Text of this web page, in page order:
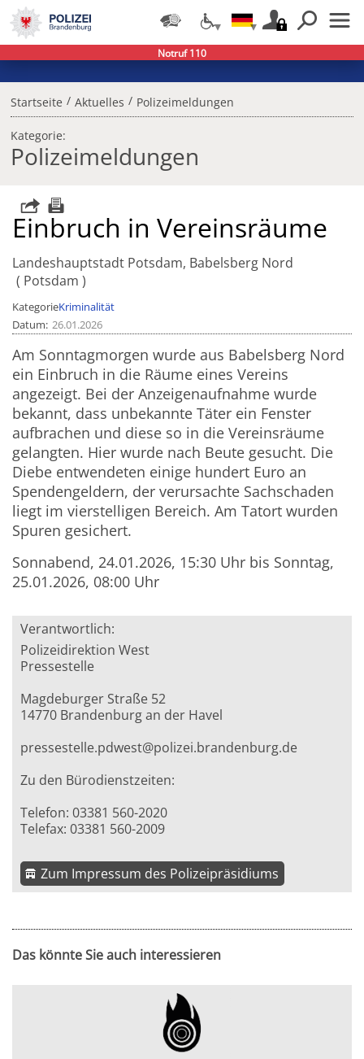
Startseite / Aktuelles / Polizeimeldungen
Kategorie:
Polizeimeldungen
Einbruch in Vereinsräume
Landeshauptstadt Potsdam, Babelsberg Nord
Potsdam
KategorieKriminalität
Datum 26.01.2026
Am Sonntagmorgen wurde aus Babelsberg Nord
ein Einbruch in die Räume eines Vereins
angezeigt. Bei der Anzeigenaufnahme wurde
bekannt, dass unbekannte Täter ein Fenster
aufbrachen und diese so in die Vereinsräume
gelangten. Hier wurde nach Beute gesucht. Die
Diebe entwendeten einige hundert Euro an
Spendengeldern, der verursachte Sachschaden
liegt im vierstelligen Bereich. Am Tatort wurden
Spuren gesichert.
Sonnabend, 24.01.2026, 15:30 Uhr bis Sonntag,
25.01.2026, 08:00 Uhr
Verantwortlich:
Polizeidirektion West
Pressestelle
Magdeburger Straße 52
14770 Brandenburg an der Havel
pressestelle.pdwest@polizei.brandenburg.de
Zu den Bürodienstzeiten:
Telefon: 03381 560-2020
Telefax: 03381 560-2009
Zum Impressum des Polizeipräsidiums
Das könnte Sie auch interessieren
Notruf 110